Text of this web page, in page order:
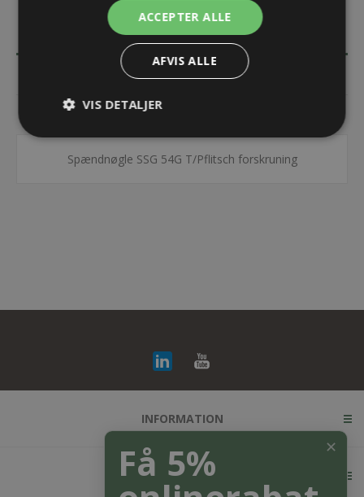
BESKRIVELSE
SPECIFIKATIONER
Spændnøgle SSG 54G T/Pflitsch forskruning
INFORMATION
KUNDESERVICE
✕
Få 5%
ACCEPTER ALLE
AFVIS ALLE
VIS DETALJER